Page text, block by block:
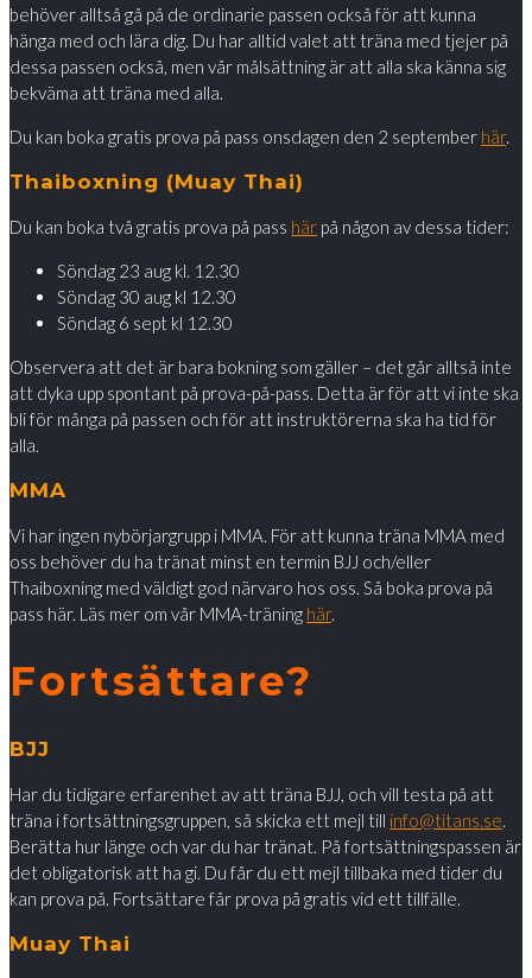
behöver alltså gå på de ordinarie passen också för att kunna
hänga med och lära dig. Du har alltid valet att träna med tjejer på
dessa passen också, men vår målsättning är att alla ska känna sig
bekväma att träna med alla.
Du kan boka gratis prova på pass onsdagen den 2 september här.
Thaiboxning (Muay Thai)
Du kan boka två gratis prova på pass här på någon av dessa tider:
Söndag 23 aug kl. 12.30
Söndag 30 aug kl 12.30
Söndag 6 sept kl 12.30
Observera att det är bara bokning som gäller – det går alltså inte
att dyka upp spontant på prova-på-pass. Detta är för att vi inte ska
bli för många på passen och för att instruktörerna ska ha tid för
alla.
MMA
Vi har ingen nybörjargrupp i MMA. För att kunna träna MMA med
oss behöver du ha tränat minst en termin BJJ och/eller
Thaiboxning med väldigt god närvaro hos oss. Så boka prova på
pass här. Läs mer om vår MMA-träning här.
Fortsättare?
BJJ
Har du tidigare erfarenhet av att träna BJJ, och vill testa på att
träna i fortsättningsgruppen, så skicka ett mejl till info@titans.se.
Berätta hur länge och var du har tränat. På fortsättningspassen är
det obligatorisk att ha gi. Du får du ett mejl tillbaka med tider du
kan prova på. Fortsättare får prova på gratis vid ett tillfälle.
Muay Thai